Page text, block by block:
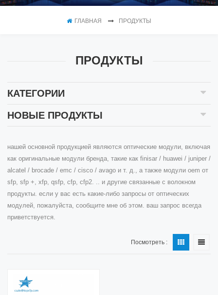
ГЛАВНАЯ ПРОДУКТЫ
ПРОДУКТЫ
КАТЕГОРИИ
НОВЫЕ ПРОДУКТЫ
нашей основной продукцией являются оптические модули, включая
как оригинальные модули бренда, такие как finisar / huawei / juniper /
alcatel / brocade / emc / cisco / avago и т. д., а также модули oem от
sfp, sfp +, xfp, qsfp, cfp, cfp2. .. и другие связанные с волокном
продукты. если у вас есть какие-либо запросы от оптических
модулей, пожалуйста, сообщите мне об этом. ваш запрос всегда
приветствуется.
Посмотреть :